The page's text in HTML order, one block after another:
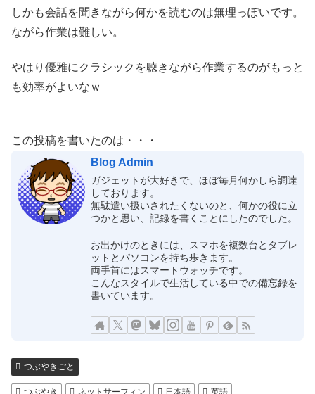
しかも会話を聞きながら何かを読むのは無理っぽいです。
ながら作業は難しい。
やはり優雅にクラシックを聴きながら作業するのがもっと
も効率がよいなｗ
この投稿を書いたのは・・・
Blog Admin
ガジェットが大好きで、ほぼ毎月何かしら調達
しております。
無駄遣い扱いされたくないのと、何かの役に立
つかと思い、記録を書くことにしたのでした。
お出かけのときには、スマホを複数台とタブレ
ットとパソコンを持ち歩きます。
両手首にはスマートウォッチです。
こんなスタイルで生活している中での備忘録を
書いています。
つぶやきごと
つぶやき ネットサーフィン 日本語 英語